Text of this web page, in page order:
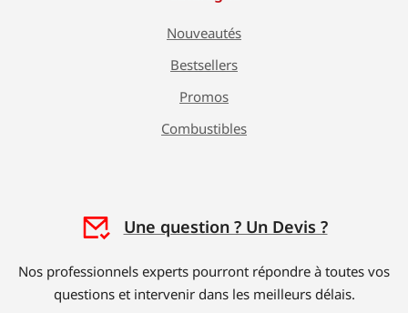
Nouveautés
Bestsellers
Promos
Combustibles
Une question ? Un Devis ?
Nos professionnels experts pourront répondre à toutes vos
questions et intervenir dans les meilleurs délais.